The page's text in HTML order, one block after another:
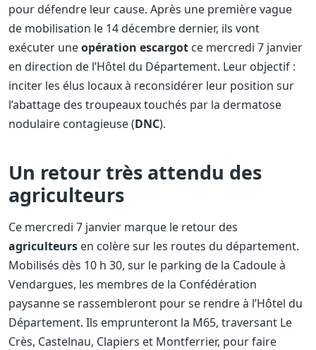
pour défendre leur cause. Après une première vague
de mobilisation le 14 décembre dernier, ils vont
exécuter uneopération escargot ce mercredi 7 janvier
en direction de l’Hôtel du Département. Leur objectif :
inciter les élus locaux à reconsidérer leur position sur
l’abattage des troupeaux touchés par la dermatose
nodulaire contagieuse (DNC).
Un retour très attendu des
agriculteurs
Ce mercredi 7 janvier marque le retour des
agriculteurs en colère sur les routes du département.
Mobilisés dès 10 h 30, sur le parking de la Cadoule à
Vendargues, les membres de la Confédération
paysanne se rassembleront pour se rendre à l’Hôtel du
Département. Ils emprunteront la M65, traversant Le
Crès, Castelnau, Clapiers et Montferrier, pour faire